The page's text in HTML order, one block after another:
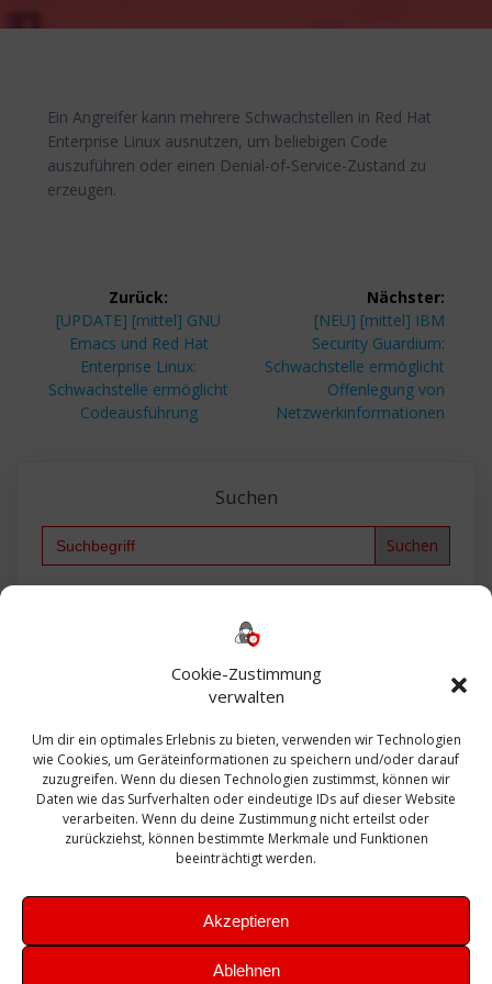
Cookie-Zustimmung
verwalten
Um dir ein optimales Erlebnis zu bieten, verwenden wir Technologien
wie Cookies, um Geräteinformationen zu speichern und/oder darauf
zuzugreifen. Wenn du diesen Technologien zustimmst, können wir
Daten wie das Surfverhalten oder eindeutige IDs auf dieser Website
verarbeiten. Wenn du deine Zustimmung nicht erteilst oder
zurückziehst, können bestimmte Merkmale und Funktionen
beeinträchtigt werden.
Akzeptieren
Ablehnen
Ein Angreifer kann mehrere Schwachstellen in Red Hat
Enterprise Linux ausnutzen, um beliebigen Code
auszuführen oder einen Denial-of-Service-Zustand zu
erzeugen.
Beitragsnavigation
Zurück:
Vorheriger
Beitrag:
[UPDATE] [mittel] GNU
Emacs und Red Hat
Enterprise Linux:
Schwachstelle ermöglicht
Codeausführung
Nächster:
Nächster
Beitrag:
[NEU] [mittel] IBM
Security Guardium:
Schwachstelle ermöglicht
Offenlegung von
Netzwerkinformationen
Suchen
Search
Bautagebuch
Exchange firewall Fritzbox
Microsoft
Sanierung SBS Security Server Sicherheit
Sicherung SIEM Sophos SSL Ubuntu
Update Upgrade UTM VCenter VCSA Veeam
VMWare VPN WAZUH Windows
Zertifikat